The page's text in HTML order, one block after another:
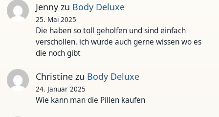
Jennyzu Body Deluxe
25. Mai 2025
Die haben so toll geholfen und sind einfach
verschollen. ich würde auch gerne wissen wo es
die noch gibt
Christinezu Body Deluxe
24. Januar 2025
Wie kann man die Pillen kaufen